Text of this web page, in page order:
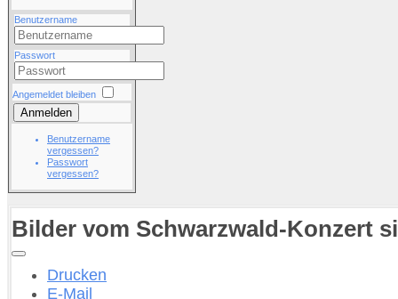
Benutzername
Passwort
Angemeldet bleiben
Anmelden
Benutzername
vergessen?
Passwort
vergessen?
Bilder vom Schwarzwald-Konzert
Drucken
E-Mail